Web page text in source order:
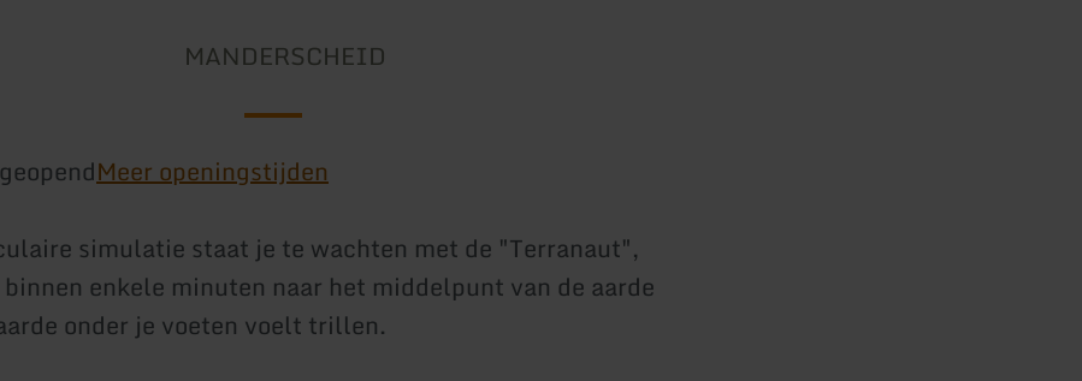
MANDERSCHEID
Meer openingstijden
simulatie staat je te wachten met de "Terranaut",
enkele minuten naar het middelpunt van de aarde
onder je voeten voelt trillen.